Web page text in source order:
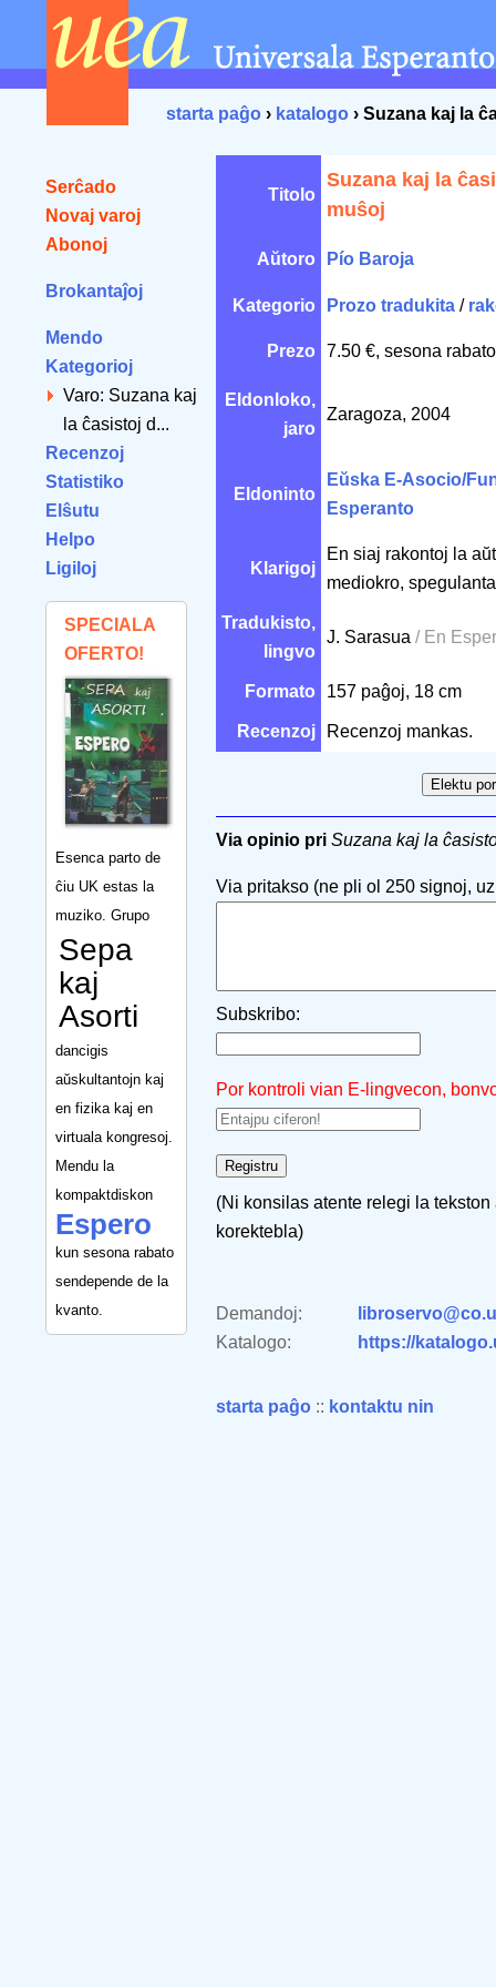
starta paĝo › katalogo › Suzana kaj la
Serĉado
Novaj varoj
Abonoj
Brokantaĵoj
Mendo
Kategorioj
Varo: Suzana kaj
la ĉasistoj d...
Recenzoj
Statistiko
Elŝutu
Helpo
Ligiloj
SPECIALA
OFERTO!
Esenca parto de
ĉiu UK estas la
muziko. Grupo
Sepa
kaj
Asorti
dancigis
aŭskultantojn kaj
en fizika kaj en
virtuala kongresoj.
Mendu la
kompaktdiskon
Espero
kun sesona rabato
sendepende de la
kvanto.
Titolo
Suzana kaj la
muŝoj
Aŭtoro Pío Baroja
Kategorio Prozo tradukita /
Prezo 7.50 €, sesona
Eldonloko,
jaro
Zaragoza, 2004
Eldoninto
Eŭska E-Asocio/
Esperanto
Klarigoj
En siaj rakontoj la
mediokro,
Tradukisto,
lingvo
J. Sarasua / En
Formato 157 paĝoj, 18 cm
Recenzoj Recenzoj mankas.
Via opinio pri Suzana kaj la
Via pritakso (ne pli ol 250 signoj,
Subskribo:
Por kontroli vian E-lingvecon,
(Ni konsilas atente relegi la
korektebla)
Demandoj:
Katalogo:
https://
starta paĝo :: kontaktu nin